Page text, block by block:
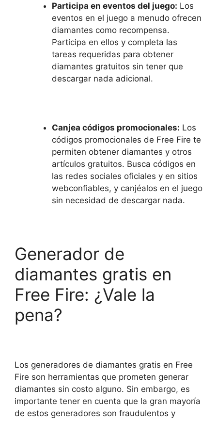
Participa en eventos del juego: Los
eventos en el juego a menudo ofrecen
diamantes como recompensa.
Participa en ellos y completa las
tareas requeridas para obtener
diamantes gratuitos sin tener que
descargar nada adicional.
Canjea códigos promocionales: Los
códigos promocionales de Free Fire te
permiten obtener diamantes y otros
artículos gratuitos. Busca códigos en
las redes sociales oficiales y en sitios
webconfiables, y canjéalos en el juego
sin necesidad de descargar nada.
Generador de
diamantes gratis en
Free Fire: ¿Vale la
pena?
Los generadores de diamantes gratis en Free
Fire son herramientas que prometen generar
diamantes sin costo alguno. Sin embargo, es
importante tener en cuenta que la gran mayoría
de estos generadores son fraudulentos y